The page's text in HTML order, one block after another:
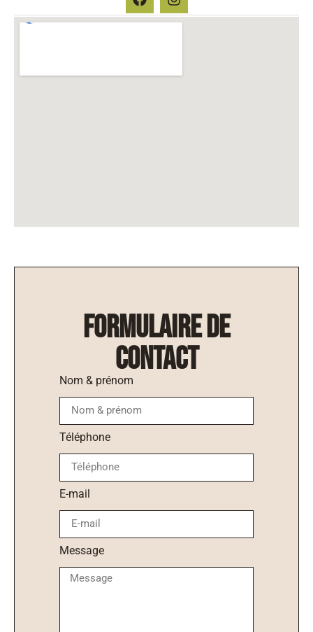
formulaire de
contact
Nom & prénom
Téléphone
E-mail
Message